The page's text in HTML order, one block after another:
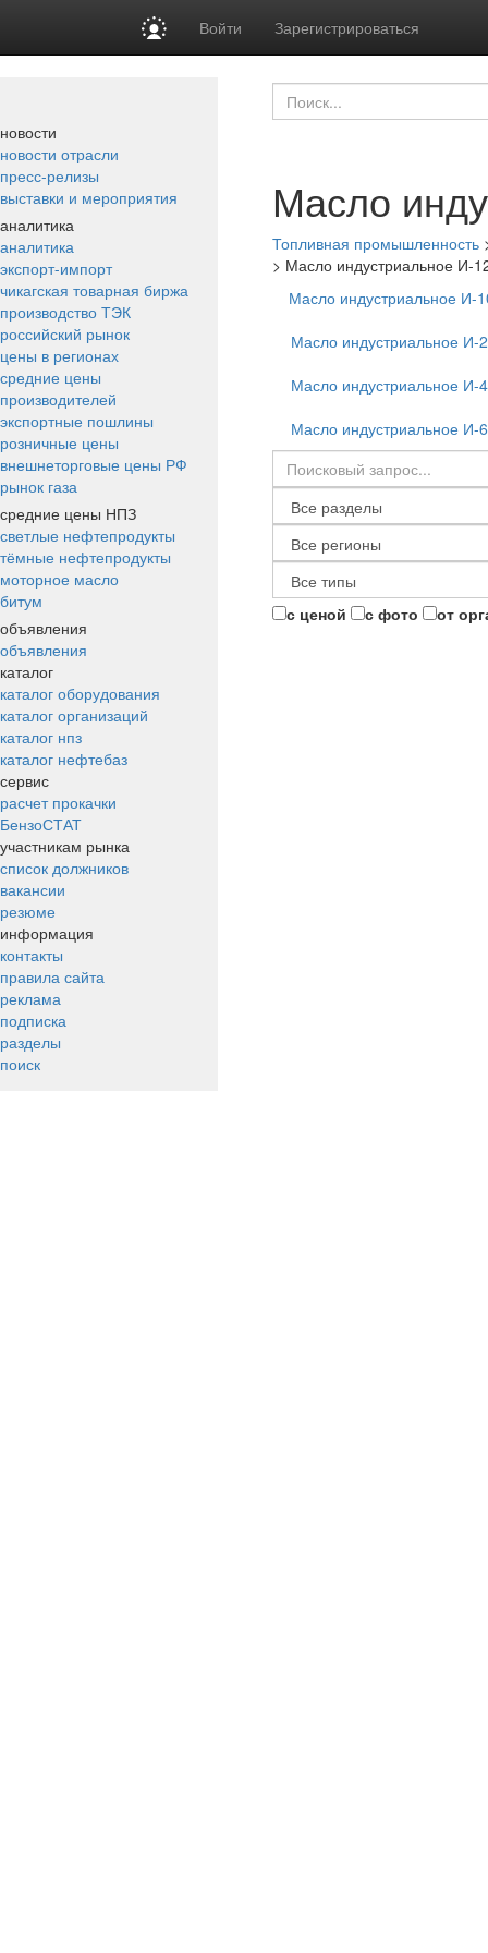
Войти Зарегистрироваться
новости
новости отрасли
пресс-релизы
выставки и мероприятия
аналитика
аналитика
экспорт-импорт
чикагская товарная биржа
производство ТЭК
российский рынок
цены в регионах
средние цены
производителей
экспортные пошлины
розничные цены
внешнеторговые цены РФ
рынок газа
средние цены НПЗ
светлые нефтепродукты
тёмные нефтепродукты
моторное масло
битум
объявления
объявления
каталог
каталог оборудования
каталог организаций
каталог нпз
каталог нефтебаз
сервис
расчет прокачки
БензоСТАТ
участникам рынка
список должников
вакансии
резюме
информация
контакты
правила сайта
реклама
подписка
разделы
поиск
Масло
Топливная промышленность
> Масло индустриальное И-
Масло индустриальное И-
Масло индустриальное И-
Масло индустриальное И-
Масло индустриальное И-
с ценой с фото от